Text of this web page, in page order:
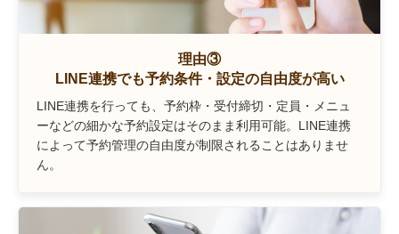
理由③
LINE連携でも予約条件・設定の自由度が高い
LINE連携を行っても、予約枠・受付締切・定員・メニュ
ーなどの細かな予約設定はそのまま利用可能。LINE連携
によって予約管理の自由度が制限されることはありませ
ん。